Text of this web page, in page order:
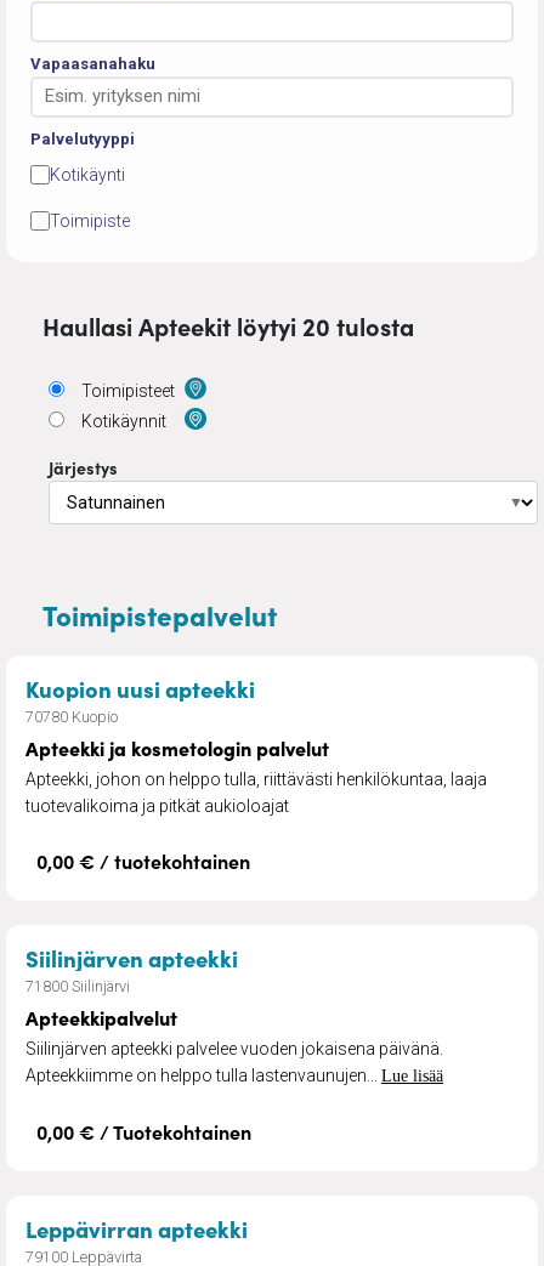
Vapaasanahaku
Palvelutyyppi
Kotikäynti
Toimipiste
Haullasi Apteekit löytyi 20 tulosta
Toimipisteet
Kotikäynnit
Järjestys
▼
Toimipistepalvelut
Kuopion uusi apteekki
70780 Kuopio
Apteekki ja kosmetologin palvelut
Apteekki, johon on helppo tulla, riittävästi henkilökuntaa, laaja
tuotevalikoima ja pitkät aukioloajat
0,00 € / tuotekohtainen
Siilinjärven apteekki
71800 Siilinjärvi
Apteekkipalvelut
Siilinjärven apteekki palvelee vuoden jokaisena päivänä.
Apteekkiimme on helppo tulla lastenvaunujen... Lue lisää
0,00 € / Tuotekohtainen
Leppävirran apteekki
79100 Leppävirta